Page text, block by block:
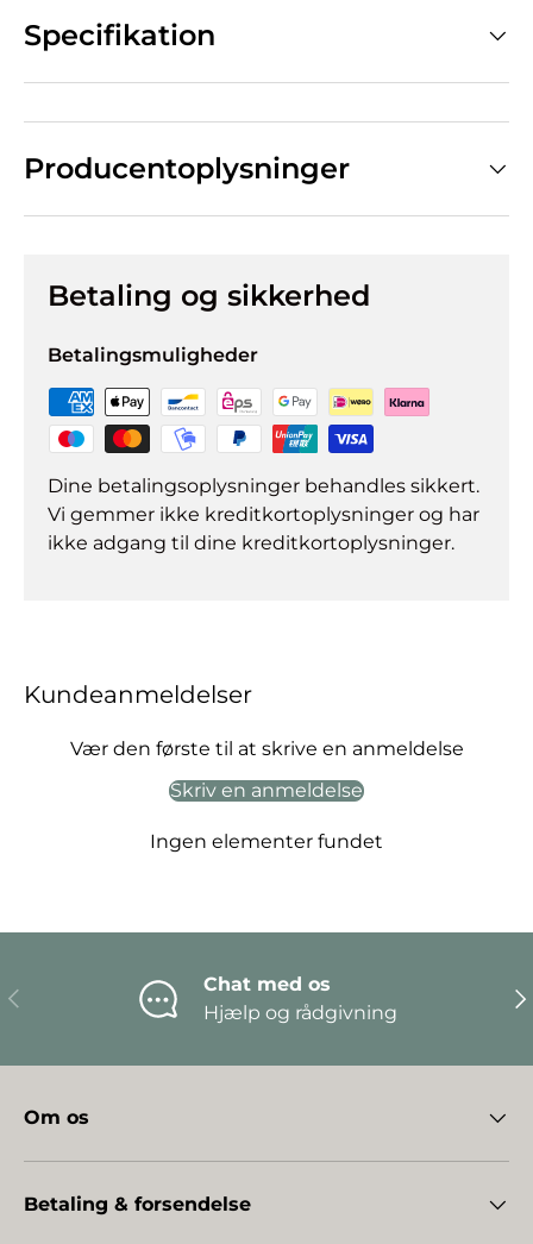
Specifikation
Producentoplysninger
Betaling og sikkerhed
Betalingsmuligheder
Dine betalingsoplysninger behandles sikkert.
Vi gemmer ikke kreditkortoplysninger og har
ikke adgang til dine kreditkortoplysninger.
Kundeanmeldelser
Vær den første til at skrive en anmeldelse
Skriv en anmeldelse
Ingen elementer fundet
Forrige
Chat med os
Hjælp og rådgivning
Om os
Betaling & forsendelse